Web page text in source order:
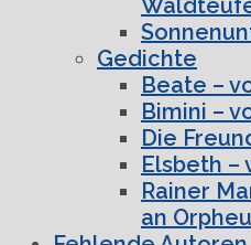
Gedichte
Beate –
Bimini –
Die
Elsbeth
Rainer
an